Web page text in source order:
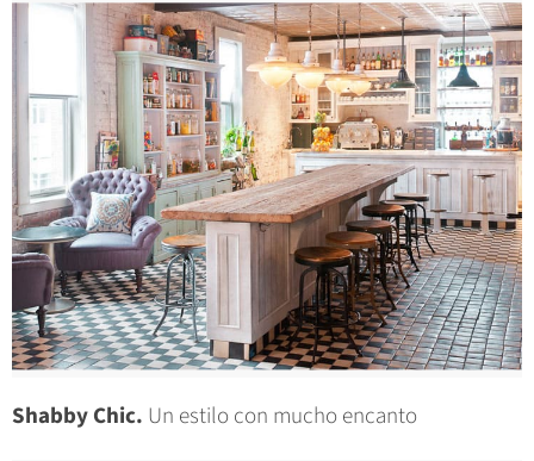
Shabby Chic. Un estilo con mucho encanto